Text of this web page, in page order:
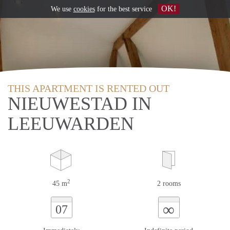
THIS APARTMENT IS RENTED OUT
NIEUWESTAD IN
LEEUWARDEN
45 m2 2 rooms
07 ∞
We use cookiesfor the best service OK!